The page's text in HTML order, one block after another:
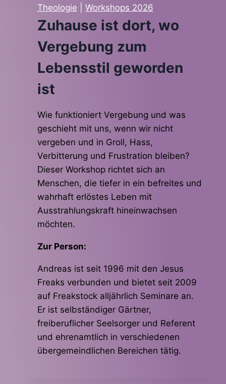
Theologie
Workshops 2026
Zuhause ist dort, wo
Vergebung zum
Lebensstil geworden
ist
Wie funktioniert Vergebung und was
geschieht mit uns, wenn wir nicht
vergeben und in Groll, Hass,
Verbitterung und Frustration bleiben?
Dieser Workshop richtet sich an
Menschen, die tiefer in ein befreites und
wahrhaft erlöstes Leben mit
Ausstrahlungskraft hineinwachsen
möchten.
Zur Person:
Andreas ist seit 1996 mit den Jesus
Freaks verbunden und bietet seit 2009
auf Freakstock alljährlich Seminare an.
Er ist selbständiger Gärtner,
freiberuflicher Seelsorger und Referent
und ehrenamtlich in verschiedenen
übergemeindlichen Bereichen tätig.